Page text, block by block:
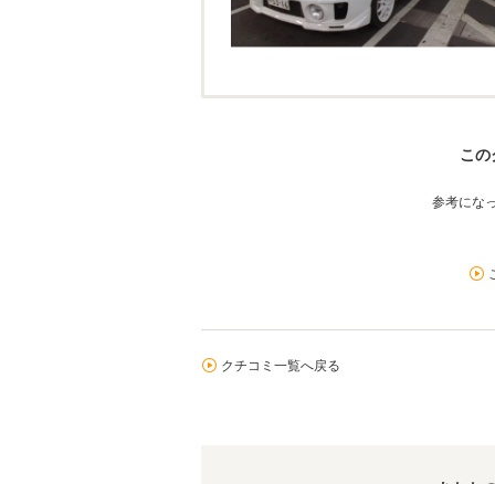
この
参考にな
クチコミ一覧へ戻る